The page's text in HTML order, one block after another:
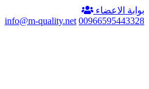
بوابة الاعضاء
00966595443328
info@m-quality.net